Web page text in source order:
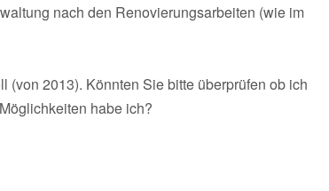
nach den Renovierungsarbeiten (wie im
(von 2013). Könnten Sie bitte überprüfen ob ich
habe ich?